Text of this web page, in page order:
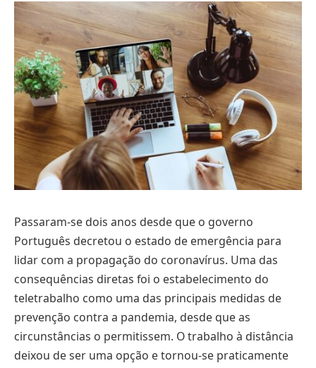
Passaram-se dois anos desde que o governo
Português decretou o estado de emergência para
lidar com a propagação do coronavírus. Uma das
consequências diretas foi o estabelecimento do
teletrabalho como uma das principais medidas de
prevenção contra a pandemia, desde que as
circunstâncias o permitissem. O trabalho à distância
deixou de ser uma opção e tornou-se praticamente